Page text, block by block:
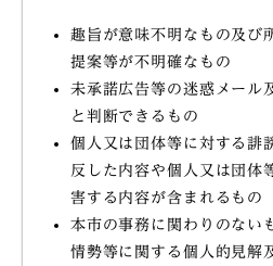
趣旨が意味不明なもの及び
提案等が不明確なもの
未承諾広告等の迷惑メール
と判断できるもの
個人又は団体等に対する誹
反した内容や個人又は団体
害する内容が含まれるもの
本市の事務に関わりのない
情勢等に関する個人的見解